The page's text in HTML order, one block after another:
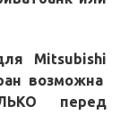
Mitsubishi
возможна
перед